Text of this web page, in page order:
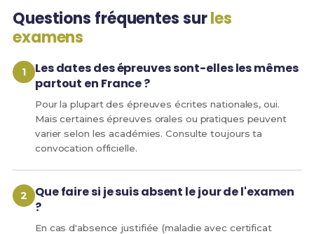
Questions fréquentes surles
examens
Les dates des épreuves sont-elles les mêmes
partout en France ?
Pour la plupart des épreuves écrites nationales, oui.
Mais certaines épreuves orales ou pratiques peuvent
varier selon les académies. Consulte toujours ta
convocation officielle.
Que faire si je suis absent le jour de l'examen
?
En cas d'absence justifiée (maladie avec certificat